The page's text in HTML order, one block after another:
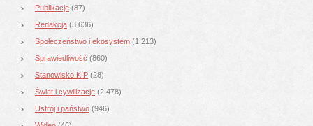
Publikacje (87)
Redakcja (3 636)
Społeczeństwo i ekosystem (1 213)
Sprawiedliwość (860)
Stanowisko KIP (28)
Świat i cywilizacje (2 478)
Ustrój i państwo (946)